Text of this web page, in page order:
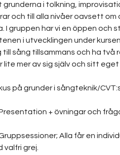
grunderna i tolkning,
och till alla nivåer oavsett om
I gruppen har vi en öppen
i utvecklingen under
till sång tillsammans och ha
lite mer av sig själv och sitt
på grunder i sångteknik/
+ övningar och
Alla får en
valfri grej.